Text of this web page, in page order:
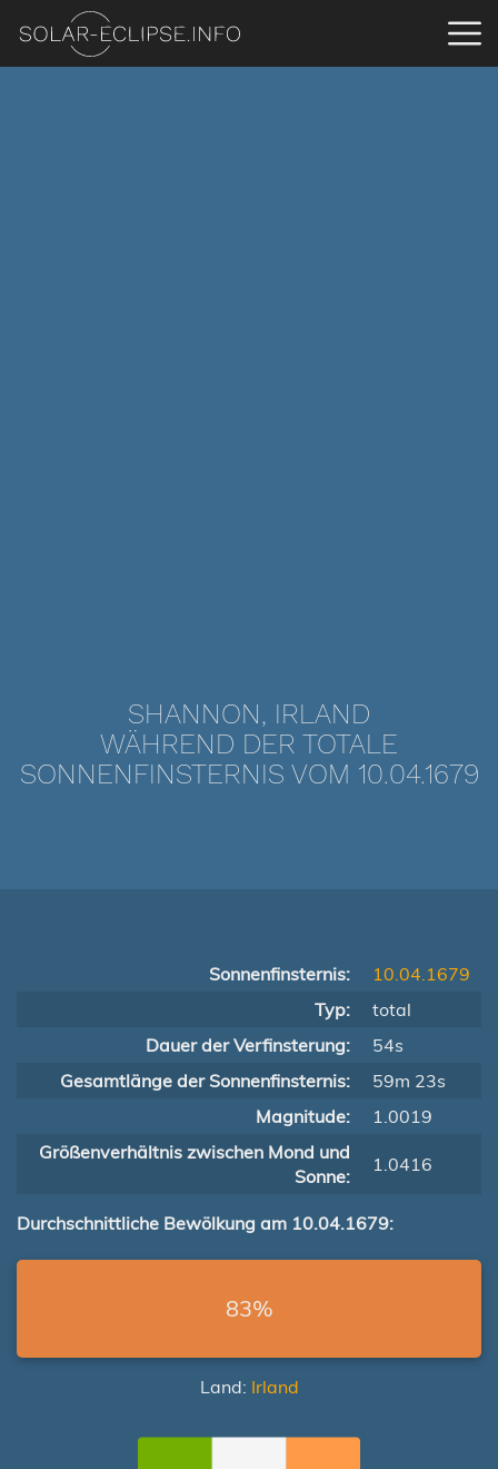
SHANNON, IRLAND
WÄHREND DER TOTALE
SONNENFINSTERNIS VOM 10.04.1679
Sonnenfinsternis:
10.04.1679
Typ:
total
Dauer der Verfinsterung:
54s
Gesamtlänge der Sonnenfinsternis:
59m 23s
Magnitude:
1.0019
Größenverhältnis zwischen Mond und
Sonne:
1.0416
Durchschnittliche Bewölkung am 10.04.1679:
83%
Land: Irland